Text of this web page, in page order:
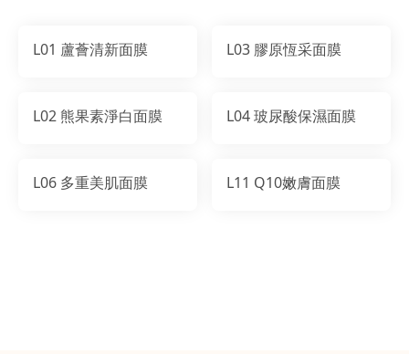
L01 蘆薈清新面膜 L03 膠原恆采面膜
L02 熊果素淨白面膜 L04 玻尿酸保濕面膜
L06 多重美肌面膜 L11 Q10嫩膚面膜